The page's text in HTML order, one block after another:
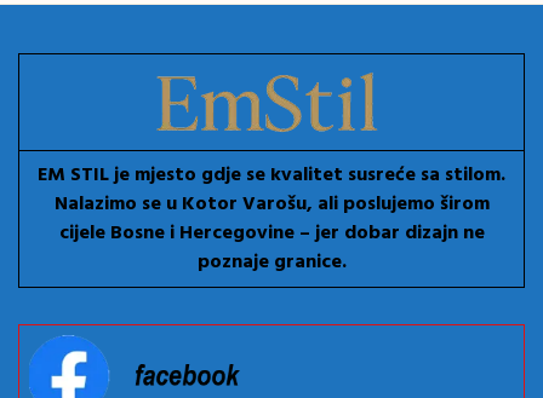
EM STIL je mjesto gdje se kvalitet susreće sa stilom.
Nalazimo se u Kotor Varošu, ali poslujemo širom
cijele Bosne i Hercegovine – jer dobar dizajn ne
poznaje granice.